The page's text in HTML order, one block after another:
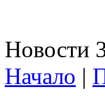
Новости
Начало |